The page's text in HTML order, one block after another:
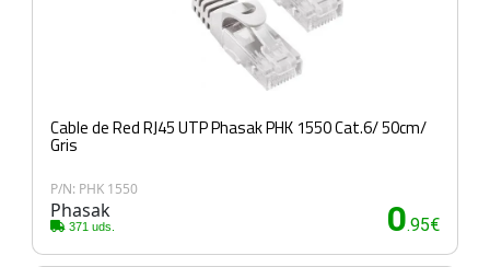
Cable de Red RJ45 UTP Phasak PHK 1550 Cat.6/ 50cm/
Gris
P/N: PHK 1550
Phasak
371 uds. 0.95€